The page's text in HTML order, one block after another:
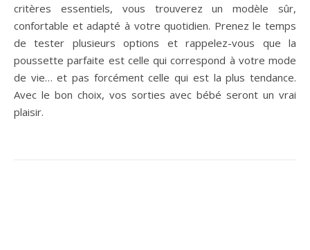
critères essentiels, vous trouverez un modèle sûr,
confortable et adapté à votre quotidien. Prenez le temps
de tester plusieurs options et rappelez-vous que la
poussette parfaite est celle qui correspond à votre mode
de vie… et pas forcément celle qui est la plus tendance.
Avec le bon choix, vos sorties avec bébé seront un vrai
plaisir.